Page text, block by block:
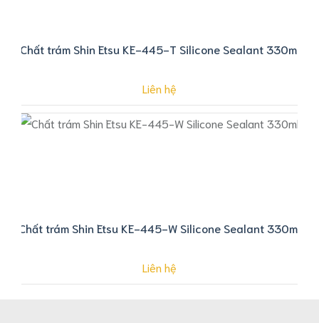
Chất trám Shin Etsu KE-445-T Silicone Sealant 330ml
Liên hệ
Chất trám Shin Etsu KE-445-W Silicone Sealant 330ml
Liên hệ